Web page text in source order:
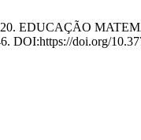
EDUCAÇÃO
DOI:https://doi.org/